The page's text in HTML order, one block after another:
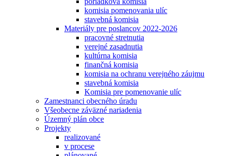
komisia pomenovania ulíc
stavebná komisia
Materiály pre poslancov 2022-2026
pracovné stretnutia
verejné zasadnutia
kultúrna komisia
finančná komisia
komisia na ochranu verejného záujmu
stavebná komisia
Komisia pre pomenovanie ulíc
Zamestnanci obecného úradu
Všeobecne záväzné nariadenia
Územný plán obce
Projekty
realizované
v procese